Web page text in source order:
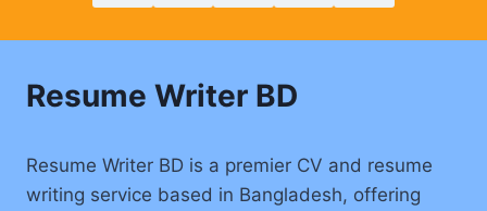
কীভাবে?
Resume Writer BD
Resume Writer BD is a premier CV and resume
writing service based in Bangladesh, offering